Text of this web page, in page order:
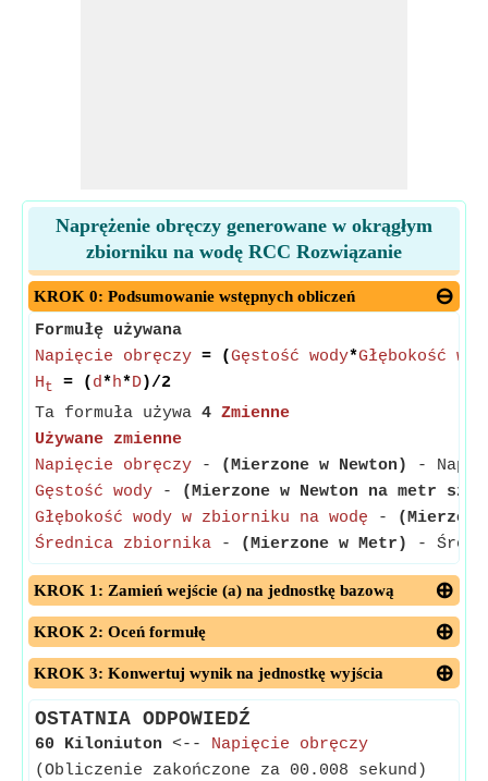
Naprężenie obręczy generowane w okrągłym
zbiorniku na wodę RCC Rozwiązanie
KROK 0: Podsumowanie wstępnych obliczeń
Formułę używana
Napięcie obręczy = (Gęstość wody*Głębokość
Ht = ( d*h*D)/2
Ta formuła używa 4 Zmienne
Używane zmienne
Napięcie obręczy - (Mierzone w Newton)
-
Gęstość wody -
(Mierzone w Newton na metr
Głębokość wody w zbiorniku na wodę -
Średnica zbiornika - (Mierzone w Metr) -
KROK 1: Zamień wejście (a) na jednostkę bazową
KROK 2: Oceń formułę
KROK 3: Konwertuj wynik na jednostkę wyjścia
OSTATNIA ODPOWIEDŹ
60 Kiloniuton <-- Napięcie obręczy
(Obliczenie zakończone za 00.008 sekund)